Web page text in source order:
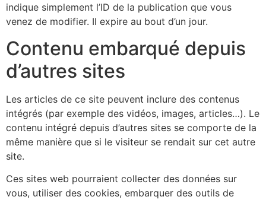
indique simplement l’ID de la publication que vous
venez de modifier. Il expire au bout d’un jour.
Contenu embarqué depuis
d’autres sites
Les articles de ce site peuvent inclure des contenus
intégrés (par exemple des vidéos, images, articles…). Le
contenu intégré depuis d’autres sites se comporte de la
même manière que si le visiteur se rendait sur cet autre
site.
Ces sites web pourraient collecter des données sur
vous, utiliser des cookies, embarquer des outils de